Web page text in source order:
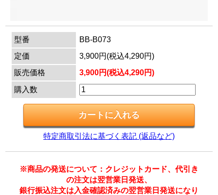
型番
BB-B073
定価
3,900円(税込4,290円)
販売価格
3,900円(税込4,290円)
購入数
特定商取引法に基づく表記 (返品など)
※商品の発送について：クレジットカード、代引き
の注文は翌営業日発送、
銀行振込注文は入金確認済みの翌営業日発送になり